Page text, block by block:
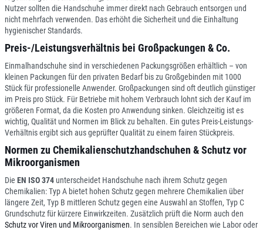
Nutzer sollten die Handschuhe immer direkt nach Gebrauch entsorgen und
nicht mehrfach verwenden. Das erhöht die Sicherheit und die Einhaltung
hygienischer Standards.
Preis-/Leistungsverhältnis bei Großpackungen & Co.
Einmalhandschuhe sind in verschiedenen Packungsgrößen erhältlich – von
kleinen Packungen für den privaten Bedarf bis zu Großgebinden mit 1000
Stück für professionelle Anwender. Großpackungen sind oft deutlich günstiger
im Preis pro Stück. Für Betriebe mit hohem Verbrauch lohnt sich der Kauf im
größeren Format, da die Kosten pro Anwendung sinken. Gleichzeitig ist es
wichtig, Qualität und Normen im Blick zu behalten. Ein gutes Preis-Leistungs-
Verhältnis ergibt sich aus geprüfter Qualität zu einem fairen Stückpreis.
Normen zu Chemikalienschutzhandschuhen & Schutz vor
Mikroorganismen
Die EN ISO 374unterscheidet Handschuhe nach ihrem Schutz gegen
Chemikalien: Typ A bietet hohen Schutz gegen mehrere Chemikalien über
längere Zeit, Typ B mittleren Schutz gegen eine Auswahl an Stoffen, Typ C
Grundschutz für kürzere Einwirkzeiten. Zusätzlich prüft die Norm auch den
Schutz vor Viren und Mikroorganismen. In sensiblen Bereichen wie Labor oder